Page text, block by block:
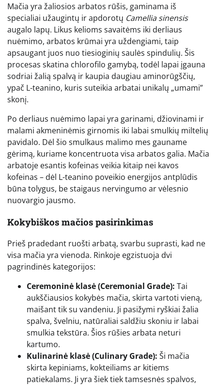
Mačia yra žaliosios arbatos rūšis, gaminama iš
specialiai užaugintų ir apdorotų Camellia sinensis
augalo lapų. Likus kelioms savaitėms iki derliaus
nuėmimo, arbatos krūmai yra uždengiami, taip
apsaugant juos nuo tiesioginių saulės spindulių. Šis
procesas skatina chlorofilo gamybą, todėl lapai įgauna
sodriai žalią spalvą ir kaupia daugiau aminorūgščių,
ypač L-teanino, kuris suteikia arbatai unikalų „umami”
skonį.
Po derliaus nuėmimo lapai yra garinami, džiovinami ir
malami akmeninėmis girnomis iki labai smulkių miltelių
pavidalo. Dėl šio smulkaus malimo mes gauname
gėrimą, kuriame koncentruota visa arbatos galia. Mačia
arbatoje esantis kofeinas veikia kitaip nei kavos
kofeinas – dėl L-teanino poveikio energijos antplūdis
būna tolygus, be staigaus nervingumo ar vėlesnio
nuovargio jausmo.
Kokybiškos mačios pasirinkimas
Prieš pradedant ruošti arbatą, svarbu suprasti, kad ne
visa mačia yra vienoda. Rinkoje egzistuoja dvi
pagrindinės kategorijos:
Ceremoninė klasė (Ceremonial Grade): Tai
aukščiausios kokybės mačia, skirta vartoti vieną,
maišant tik su vandeniu. Ji pasižymi ryškiai žalia
spalva, švelniu, natūraliai saldžiu skoniu ir labai
smulkia tekstūra. Šios rūšies arbata neturi
kartumo.
Kulinarinė klasė (Culinary Grade): Ši mačia
skirta kepiniams, kokteiliams ar kitiems
patiekalams. Ji yra šiek tiek tamsesnės spalvos,